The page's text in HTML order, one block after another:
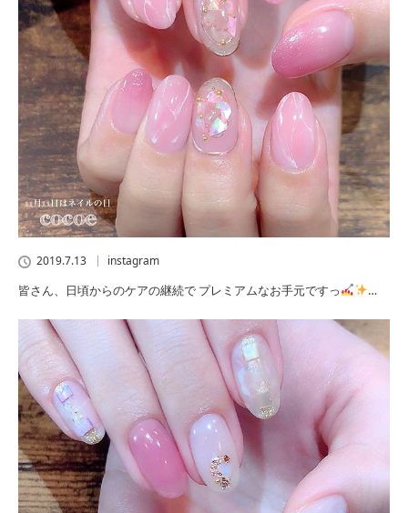
2019.7.13 instagram
皆さん、日頃からのケアの継続で プレミアムなお手元ですっ …